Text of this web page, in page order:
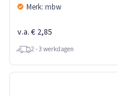
Merk: mbw
v.a. € 2,85
2 - 3 werkdagen